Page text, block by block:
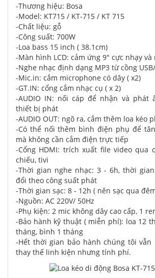
-Thương hiệu: Bosa
-Model: KT715 / KT-715 / KT 715
-Chất liệu: gỗ
-Công suất: 700W
-Loa bass 15 inch ( 38.1cm)
-Màn hình LCD: cảm ứng 9" cực nhạy và
-Nghe nhạc định dạng MP3 từ cồng
-Mic.in: cắm microphone có dây ( x2)
-GT.IN: cổng cắm nhạc cụ ( x 2)
-AUDIO IN: nối cáp để nhận và phát
thiết bị phát
-AUDIO OUT: ngõ ra, cắm thêm loa kéo
-Có thể nối thêm bình điện phụ để
mà không cần cắm điện trực tiếp
-Cổng HDMI: trích xuất file video qua
chiếu, tivi
-Thời gian nghe nhạc: 3 - 6h, thời
đổi theo công suất phát
-Thời gian sạc: 8 - 12h ( nên sạc qua
-Nguồn: AC 220V/ 50Hz
-Phụ kiện: 2 mic không dây cao cấp, 1
-Bảo hành kỹ thuật ( miễn phí): loa 12
tháng, bình 1 tháng
-Hết thời gian bảo hành chúng tôi vẫn
thay thế linh kiện nhưng tính phí.